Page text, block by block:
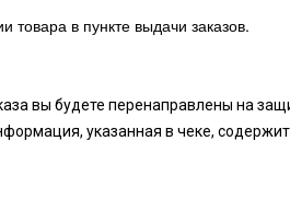
товара в пункте выдачи заказов.
вы будете перенаправлены на
указанная в чеке,